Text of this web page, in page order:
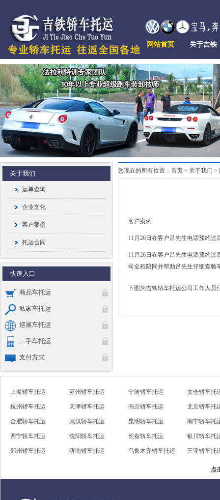
网站首页 关于吉铁
关于我们
运单查询
企业文化
客户案例
托运合同
快速入口
商品车托运
私家车托运
巡展车托运
二手车托运
支付方式
您现在的所有位置：首页 > 关于我们 >
客户案例
11月26日在客户吕先生电话预约
11月26日在客户吕先生电话预约
司全程陪同并帮助吕先生仔细查验
下图为吉铁轿车托运公司工作人员
上海轿车托运 苏州轿车托运 宁波轿车托运 太仓轿车托
杭州轿车托运 天津轿车托运 南京轿车托运 北京轿车托
合肥轿车托运 武汉轿车托运 昆明轿车托运 南宁轿车托
西宁轿车托运 沈阳轿车托运 长春轿车托运 银川轿车托
郑州轿车托运 济南轿车托运 乌鲁木齐轿车托运 三亚轿车托
点